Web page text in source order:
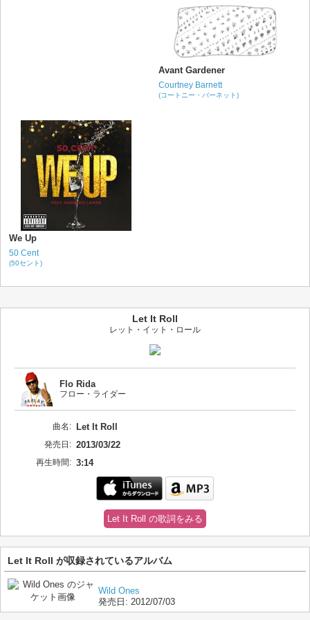
Avant Gardener
Courtney Barnett
(コートニー・バーネット)
We Up
50 Cent
(50セント)
Let It Roll
レット・イット・ロール
Flo Rida
フロー・ライダー
曲名: Let It Roll
発売日: 2013/03/22
再生時間: 3:14
Let It Roll の歌詞をみる
Let It Roll が収録されているアルバム
Wild Ones
発売日: 2012/07/03